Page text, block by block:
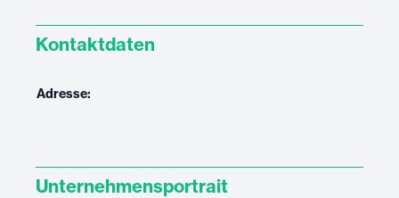
Kontaktdaten
Adresse:
Unternehmensportrait